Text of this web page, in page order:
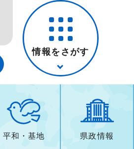
情報をさがす
平和・基地 県政情報